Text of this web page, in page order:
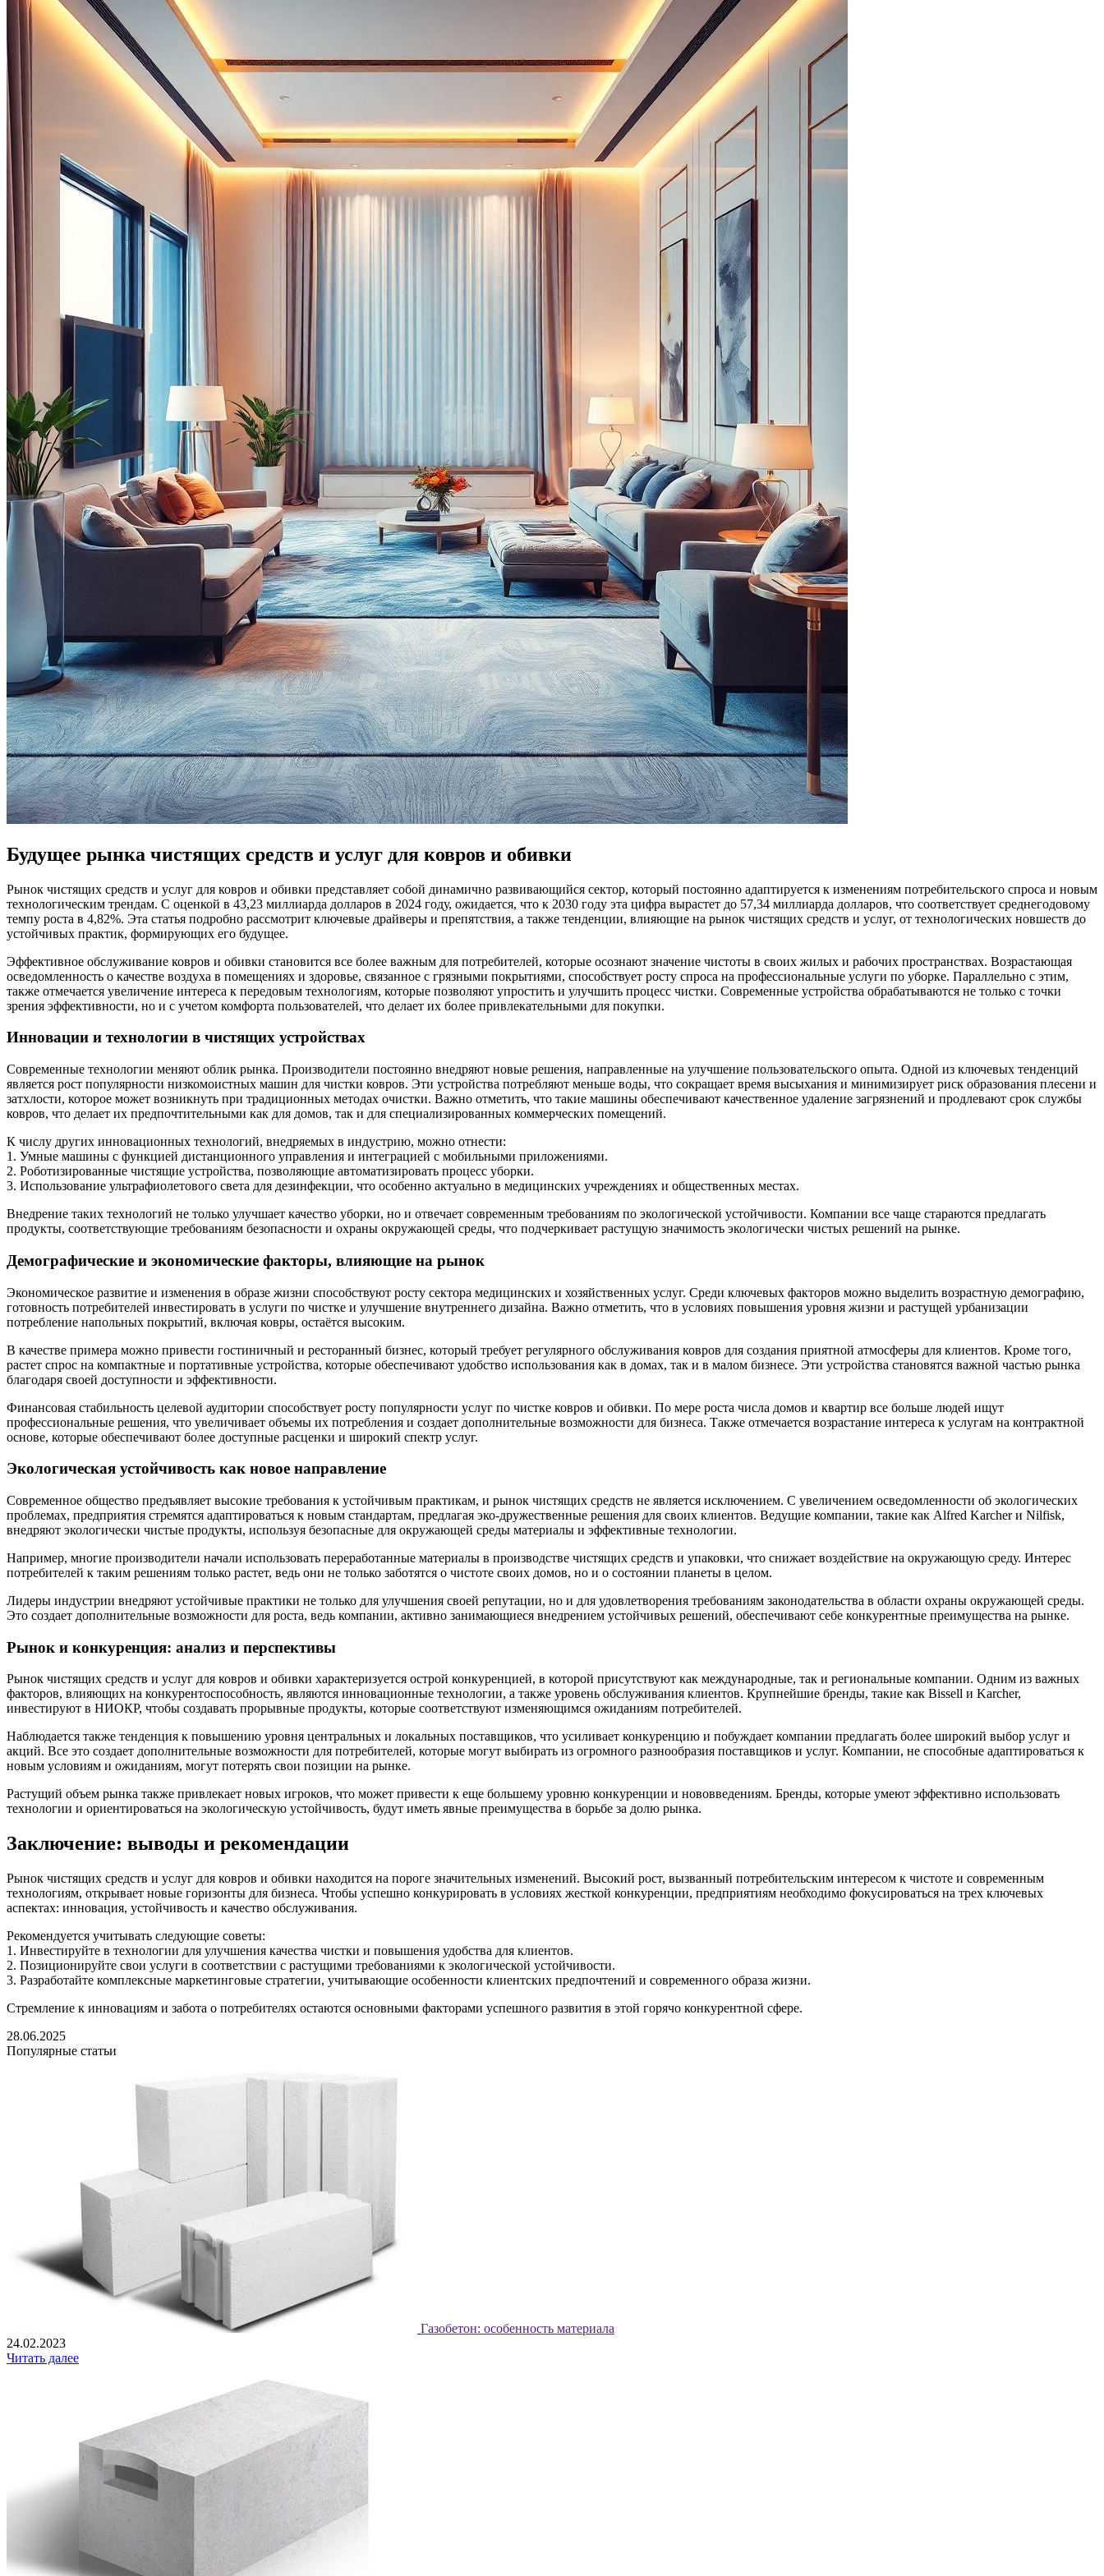
Будущее рынка чистящих средств и услуг для ковров и обивки
Рынок чистящих средств и услуг для ковров и обивки представляет собой динамично развивающийся сектор, который постоянно адаптируется к изменениям потребительского спроса и новым
технологическим трендам. С оценкой в 43,23 миллиарда долларов в 2024 году, ожидается, что к 2030 году эта цифра вырастет до 57,34 миллиарда долларов, что соответствует среднегодовому
темпу роста в 4,82%. Эта статья подробно рассмотрит ключевые драйверы и препятствия, а также тенденции, влияющие на рынок чистящих средств и услуг, от технологических новшеств до
устойчивых практик, формирующих его будущее.
Эффективное обслуживание ковров и обивки становится все более важным для потребителей, которые осознают значение чистоты в своих жилых и рабочих пространствах. Возрастающая
осведомленность о качестве воздуха в помещениях и здоровье, связанное с грязными покрытиями, способствует росту спроса на профессиональные услуги по уборке. Параллельно с этим,
также отмечается увеличение интереса к передовым технологиям, которые позволяют упростить и улучшить процесс чистки. Современные устройства обрабатываются не только с точки
зрения эффективности, но и с учетом комфорта пользователей, что делает их более привлекательными для покупки.
Инновации и технологии в чистящих устройствах
Современные технологии меняют облик рынка. Производители постоянно внедряют новые решения, направленные на улучшение пользовательского опыта. Одной из ключевых тенденций
является рост популярности низкомоистных машин для чистки ковров. Эти устройства потребляют меньше воды, что сокращает время высыхания и минимизирует риск образования плесени и
затхлости, которое может возникнуть при традиционных методах очистки. Важно отметить, что такие машины обеспечивают качественное удаление загрязнений и продлевают срок службы
ковров, что делает их предпочтительными как для домов, так и для специализированных коммерческих помещений.
К числу других инновационных технологий, внедряемых в индустрию, можно отнести:
1. Умные машины с функцией дистанционного управления и интеграцией с мобильными приложениями.
2. Роботизированные чистящие устройства, позволяющие автоматизировать процесс уборки.
3. Использование ультрафиолетового света для дезинфекции, что особенно актуально в медицинских учреждениях и общественных местах.
Внедрение таких технологий не только улучшает качество уборки, но и отвечает современным требованиям по экологической устойчивости. Компании все чаще стараются предлагать
продукты, соответствующие требованиям безопасности и охраны окружающей среды, что подчеркивает растущую значимость экологически чистых решений на рынке.
Демографические и экономические факторы, влияющие на рынок
Экономическое развитие и изменения в образе жизни способствуют росту сектора медицинских и хозяйственных услуг. Среди ключевых факторов можно выделить возрастную демографию,
готовность потребителей инвестировать в услуги по чистке и улучшение внутреннего дизайна. Важно отметить, что в условиях повышения уровня жизни и растущей урбанизации
потребление напольных покрытий, включая ковры, остаётся высоким.
В качестве примера можно привести гостиничный и ресторанный бизнес, который требует регулярного обслуживания ковров для создания приятной атмосферы для клиентов. Кроме того,
растет спрос на компактные и портативные устройства, которые обеспечивают удобство использования как в домах, так и в малом бизнесе. Эти устройства становятся важной частью рынка
благодаря своей доступности и эффективности.
Финансовая стабильность целевой аудитории способствует росту популярности услуг по чистке ковров и обивки. По мере роста числа домов и квартир все больше людей ищут
профессиональные решения, что увеличивает объемы их потребления и создает дополнительные возможности для бизнеса. Также отмечается возрастание интереса к услугам на контрактной
основе, которые обеспечивают более доступные расценки и широкий спектр услуг.
Экологическая устойчивость как новое направление
Современное общество предъявляет высокие требования к устойчивым практикам, и рынок чистящих средств не является исключением. С увеличением осведомленности об экологических
проблемах, предприятия стремятся адаптироваться к новым стандартам, предлагая эко-дружественные решения для своих клиентов. Ведущие компании, такие как Alfred Karcher и Nilfisk,
внедряют экологически чистые продукты, используя безопасные для окружающей среды материалы и эффективные технологии.
Например, многие производители начали использовать переработанные материалы в производстве чистящих средств и упаковки, что снижает воздействие на окружающую среду. Интерес
потребителей к таким решениям только растет, ведь они не только заботятся о чистоте своих домов, но и о состоянии планеты в целом.
Лидеры индустрии внедряют устойчивые практики не только для улучшения своей репутации, но и для удовлетворения требованиям законодательства в области охраны окружающей среды.
Это создает дополнительные возможности для роста, ведь компании, активно занимающиеся внедрением устойчивых решений, обеспечивают себе конкурентные преимущества на рынке.
Рынок и конкуренция: анализ и перспективы
Рынок чистящих средств и услуг для ковров и обивки характеризуется острой конкуренцией, в которой присутствуют как международные, так и региональные компании. Одним из важных
факторов, влияющих на конкурентоспособность, являются инновационные технологии, а также уровень обслуживания клиентов. Крупнейшие бренды, такие как Bissell и Karcher,
инвестируют в НИОКР, чтобы создавать прорывные продукты, которые соответствуют изменяющимся ожиданиям потребителей.
Наблюдается также тенденция к повышению уровня центральных и локальных поставщиков, что усиливает конкуренцию и побуждает компании предлагать более широкий выбор услуг и
акций. Все это создает дополнительные возможности для потребителей, которые могут выбирать из огромного разнообразия поставщиков и услуг. Компании, не способные адаптироваться к
новым условиям и ожиданиям, могут потерять свои позиции на рынке.
Растущий объем рынка также привлекает новых игроков, что может привести к еще большему уровню конкуренции и нововведениям. Бренды, которые умеют эффективно использовать
технологии и ориентироваться на экологическую устойчивость, будут иметь явные преимущества в борьбе за долю рынка.
Заключение: выводы и рекомендации
Рынок чистящих средств и услуг для ковров и обивки находится на пороге значительных изменений. Высокий рост, вызванный потребительским интересом к чистоте и современным
технологиям, открывает новые горизонты для бизнеса. Чтобы успешно конкурировать в условиях жесткой конкуренции, предприятиям необходимо фокусироваться на трех ключевых
аспектах: инновация, устойчивость и качество обслуживания.
Рекомендуется учитывать следующие советы:
1. Инвестируйте в технологии для улучшения качества чистки и повышения удобства для клиентов.
2. Позиционируйте свои услуги в соответствии с растущими требованиями к экологической устойчивости.
3. Разработайте комплексные маркетинговые стратегии, учитывающие особенности клиентских предпочтений и современного образа жизни.
Стремление к инновациям и забота о потребителях остаются основными факторами успешного развития в этой горячо конкурентной сфере.
28.06.2025
Популярные статьи
Газобетон: особенность материала
24.02.2023
Читать далее